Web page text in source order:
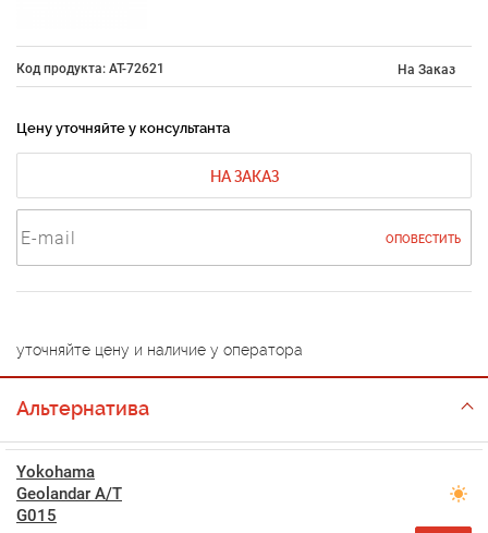
Код продукта: AT-72621 На Заказ
Цену уточняйте у консультанта
НА ЗАКАЗ
ОПОВЕСТИТЬ
уточняйте цену и наличие у оператора
Альтернатива
Yokohama
Geolandar A/T
G015